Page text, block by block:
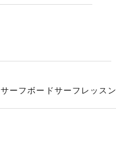
サーフボードサーフレッスン